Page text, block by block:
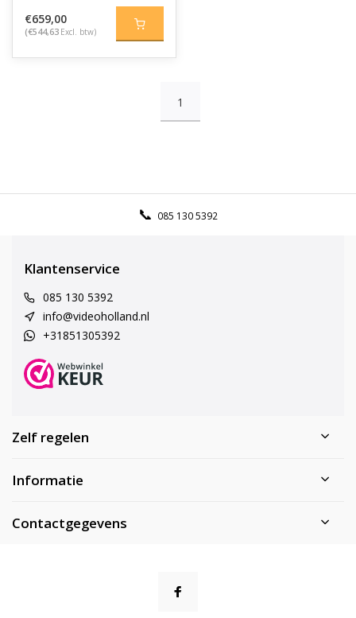
€659,00
(€544,63 Excl. btw)
1
085 130 5392
Klantenservice
085 130 5392
info@videoholland.nl
+31851305392
Zelf regelen
Informatie
Contactgegevens